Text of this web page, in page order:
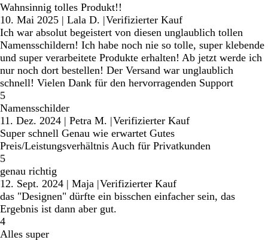
Wahnsinnig tolles Produkt!!
10. Mai 2025 | Lala D. |Verifizierter Kauf
Ich war absolut begeistert von diesen unglaublich tollen
Namensschildern! Ich habe noch nie so tolle, super klebende
und super verarbeitete Produkte erhalten! Ab jetzt werde ich
nur noch dort bestellen! Der Versand war unglaublich
schnell! Vielen Dank für den hervorragenden Support
5
Namensschilder
11. Dez. 2024 | Petra M. |Verifizierter Kauf
Super schnell Genau wie erwartet Gutes
Preis/Leistungsverhältnis Auch für Privatkunden
5
genau richtig
12. Sept. 2024 | Maja |Verifizierter Kauf
das "Designen" dürfte ein bisschen einfacher sein, das
Ergebnis ist dann aber gut.
4
Alles super